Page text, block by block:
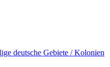
deutsche Gebiete / Kolonien